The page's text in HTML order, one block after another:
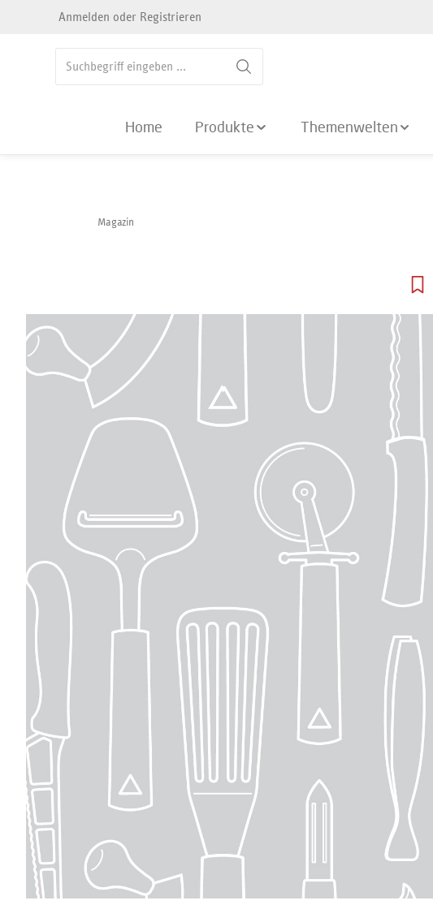
Zur Hauptnavigation springen
Anmelden oder Registrieren
Home Produkte Themenwelten
Magazin